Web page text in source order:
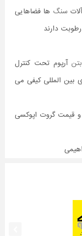
سنگ ها فضاهایی
دارند
بتنآرپوم تحت کنترل
بین المللی کیفی می
قیمت گروت اپوکسی